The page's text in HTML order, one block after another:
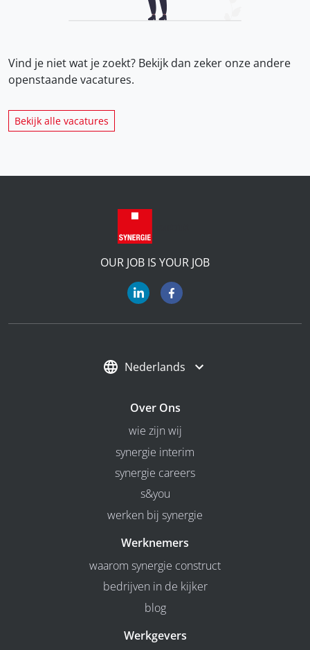
Vind je niet wat je zoekt? Bekijk dan zeker onzeandere
openstaande vacatures.
Bekijk alle vacatures
OUR JOB IS YOUR JOB
Nederlands
Over Ons
wie zijn wij
synergie interim
synergie careers
s&you
werken bij synergie
Werknemers
waarom synergie construct
bedrijven in de kijker
blog
Werkgevers